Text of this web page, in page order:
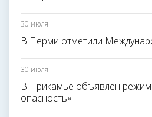
30 июля
В Перми отметили
30 июля
В Прикамье объявлен режим
опасность»